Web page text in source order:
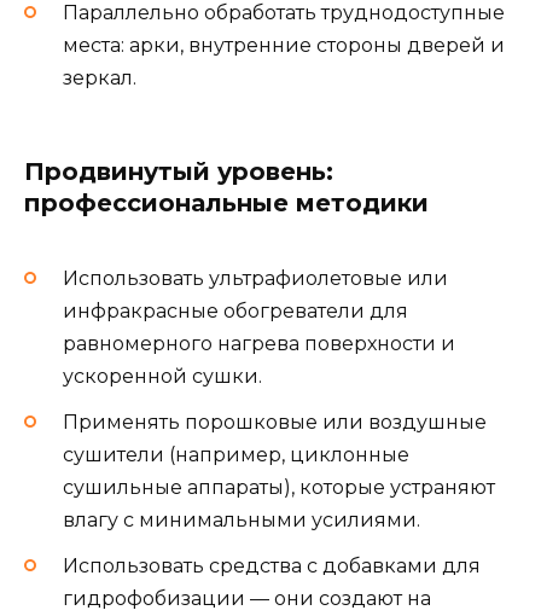
Параллельно обработать труднодоступные
места: арки, внутренние стороны дверей и
зеркал.
Продвинутый уровень:
профессиональные методики
Использовать ультрафиолетовые или
инфракрасные обогреватели для
равномерного нагрева поверхности и
ускоренной сушки.
Применять порошковые или воздушные
сушители (например, циклонные
сушильные аппараты), которые устраняют
влагу с минимальными усилиями.
Использовать средства с добавками для
гидрофобизации — они создают на